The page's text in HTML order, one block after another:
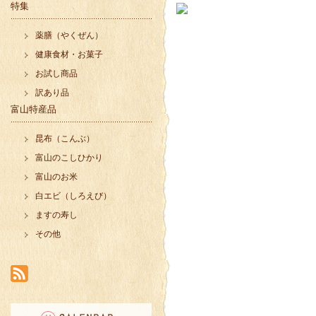
特集
薬膳（やくぜん）
健康食材・お菓子
お試し商品
訳あり品
富山特産品
昆布（こんぶ）
富山のこしひかり
富山のお米
白エビ（しろえび）
ますの寿し
その他